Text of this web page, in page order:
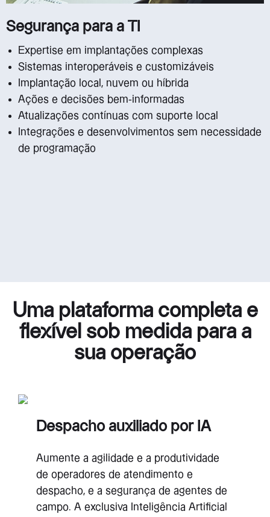
Segurança para a TI
Expertise em implantações complexas
Sistemas interoperáveis e customizáveis
Implantação local, nuvem ou híbrida
Ações e decisões bem-informadas
Atualizações contínuas com suporte local
Integrações e desenvolvimentos sem necessidade
de programação
Uma plataforma completa e
flexível sob medida para a
sua operação
Despacho auxiliado por IA
Aumente a agilidade e a produtividade
de operadores de atendimento e
despacho, e a segurança de agentes de
campo. A exclusiva Inteligência Artificial